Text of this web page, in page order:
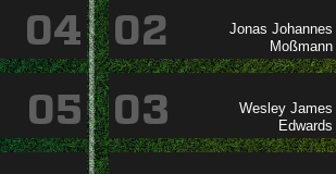
04
05
 

02
 

03